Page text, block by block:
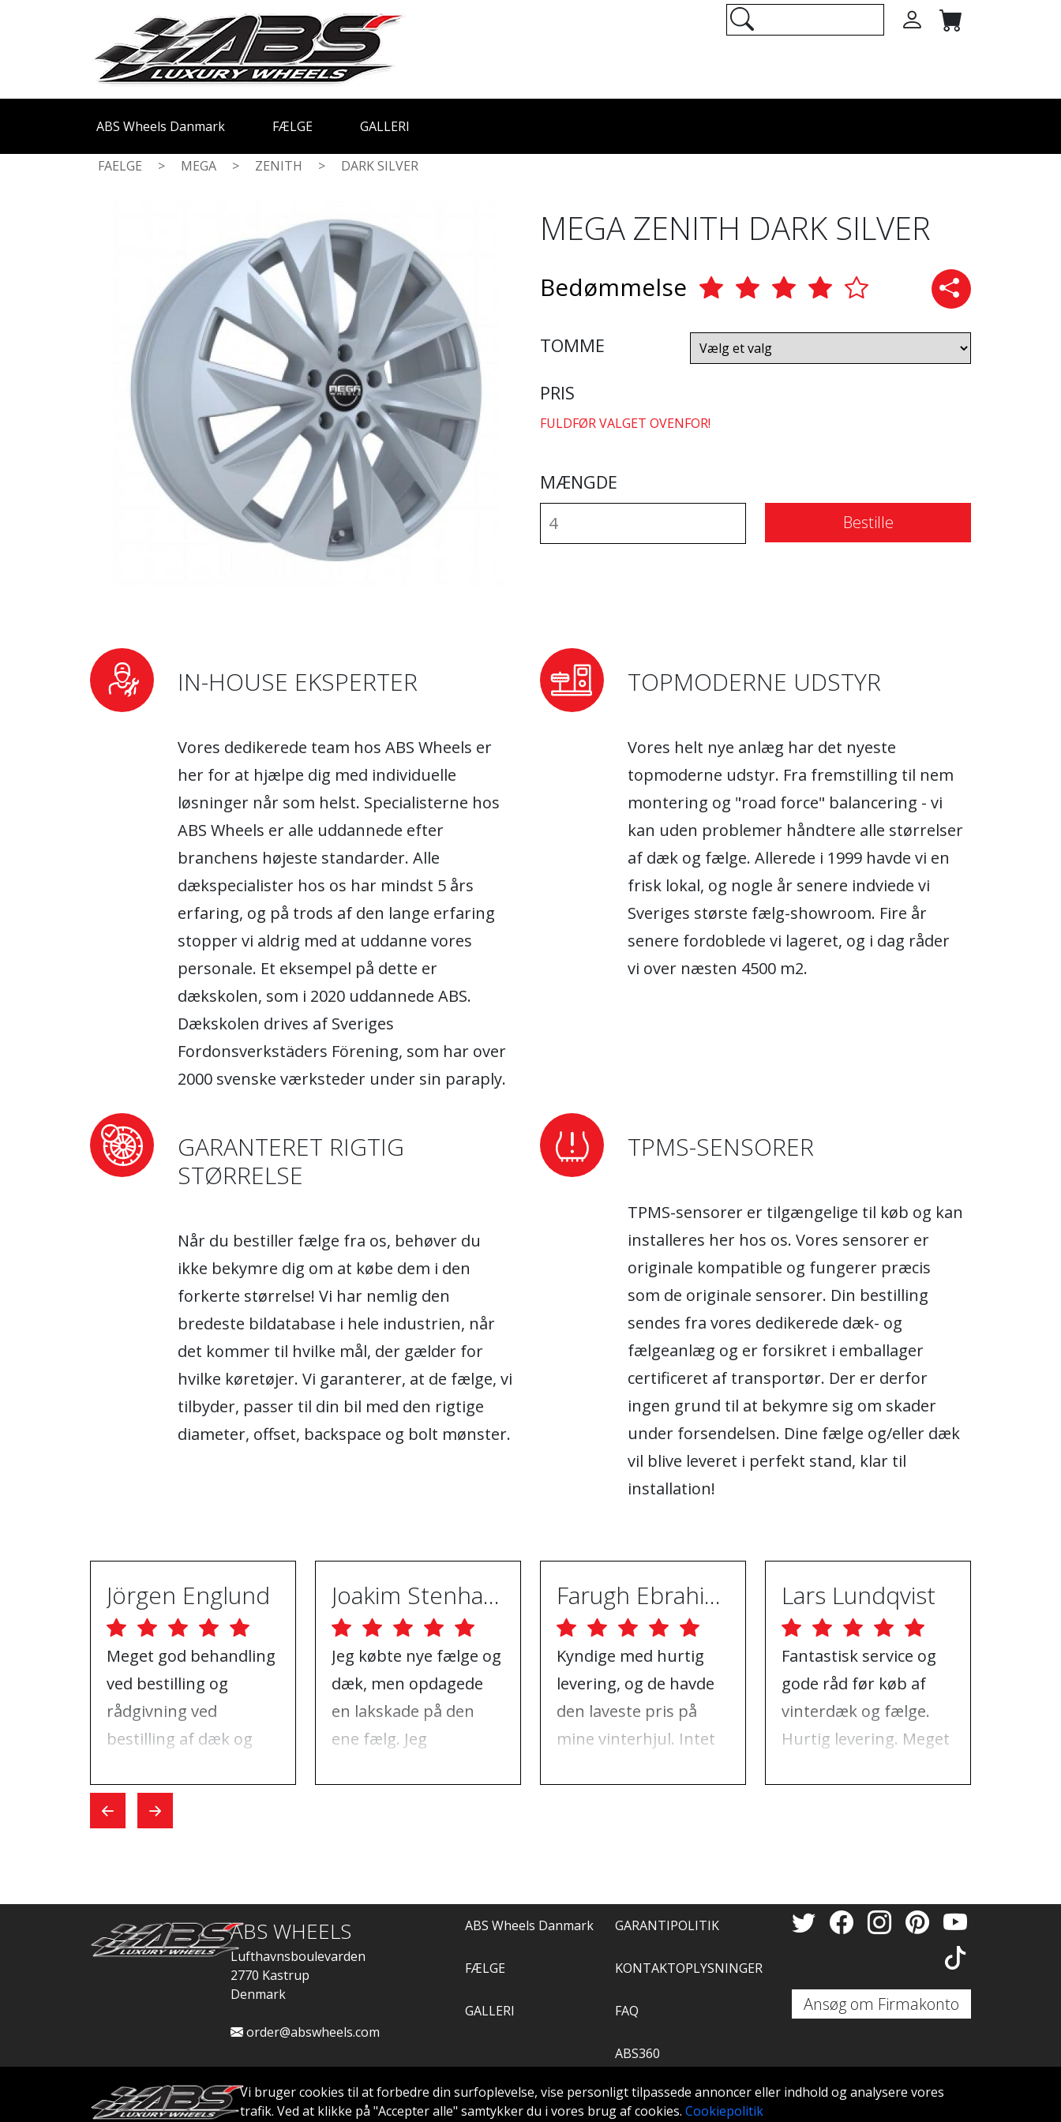
ABS Wheels Danmark FÆLGE GALLERI
Vi bruger cookies til at forbedre din surfoplevelse, vise personligt tilpassede annoncer eller indhold og analysere vores
trafik. Ved at klikke på "Accepter alle" samtykker du i vores brug af cookies. Cookiepolitik
FAELGE > MEGA > ZENITH > DARK SILVER
MEGA ZENITH DARK SILVER
Bedømmelse
TOMME
PRIS
FULDFØR VALGET OVENFOR!
MÆNGDE
Bestille
IN-HOUSE EKSPERTER
Vores dedikerede team hos ABS Wheels er
her for at hjælpe dig med individuelle
løsninger når som helst. Specialisterne hos
ABS Wheels er alle uddannede efter
branchens højeste standarder. Alle
dækspecialister hos os har mindst 5 års
erfaring, og på trods af den lange erfaring
stopper vi aldrig med at uddanne vores
personale. Et eksempel på dette er
dækskolen, som i 2020 uddannede ABS.
Dækskolen drives af Sveriges
Fordonsverkstäders Förening, som har over
2000 svenske værksteder under sin paraply.
TOPMODERNE UDSTYR
Vores helt nye anlæg har det nyeste
topmoderne udstyr. Fra fremstilling til nem
montering og "road force" balancering - vi
kan uden problemer håndtere alle størrelser
af dæk og fælge. Allerede i 1999 havde vi en
frisk lokal, og nogle år senere indviede vi
Sveriges største fælg-showroom. Fire år
senere fordoblede vi lageret, og i dag råder
vi over næsten 4500 m2.
GARANTERET RIGTIG
STØRRELSE
Når du bestiller fælge fra os, behøver du
ikke bekymre dig om at købe dem i den
forkerte størrelse! Vi har nemlig den
bredeste bildatabase i hele industrien, når
det kommer til hvilke mål, der gælder for
hvilke køretøjer. Vi garanterer, at de fælge, vi
tilbyder, passer til din bil med den rigtige
diameter, offset, backspace og bolt mønster.
TPMS-SENSORER
TPMS-sensorer er tilgængelige til køb og kan
installeres her hos os. Vores sensorer er
originale kompatible og fungerer præcis
som de originale sensorer. Din bestilling
sendes fra vores dedikerede dæk- og
fælgeanlæg og er forsikret i emballager
certificeret af transportør. Der er derfor
ingen grund til at bekymre sig om skader
under forsendelsen. Dine fælge og/eller dæk
vil blive leveret i perfekt stand, klar til
installation!
Jörgen Englund
Meget god behandling
ved bestilling og
rådgivning ved
bestilling af dæk og
jeg kom for at skifte,
gik alt hurtigt.
Joakim Stenhammar
Jeg købte nye fælge og
dæk, men opdagede
en lakskade på den
ene fælg. Jeg
Farugh Ebrahimpur
Kyndige med hurtig
levering, og de havde
den laveste pris på
mine vinterhjul. Intet
Lars Lundqvist
Fantastisk service og
gode råd før køb af
vinterdæk og fælge.
Hurtig levering. Meget
ABS WHEELS
Lufthavnsboulevarden
2770 Kastrup
Denmark
order@abswheels.com
ABS Wheels Danmark
FÆLGE
GALLERI
GARANTIPOLITIK
KONTAKTOPLYSNINGER
FAQ
ABS360
VÆRKTØJ
Ansøg om Firmakonto